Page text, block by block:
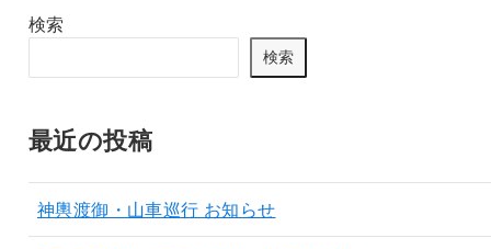
検索
検索
最近の投稿
神輿渡御・山車巡行 お知らせ